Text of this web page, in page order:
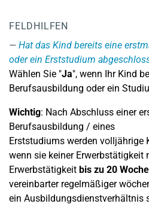
FELDHILFEN
Hat das Kind bereits eine
oder ein Erststudium
Wählen Sie "Ja", wenn Ihr Kind
Berufsausbildung oder ein
Wichtig: Nach Abschluss einer
Berufsausbildung / eines
Erststudiums werden volljährige
wenn sie keiner Erwerbstätigkeit
Erwerbstätigkeit bis zu 20
vereinbarter regelmäßiger
ein Ausbildungsdienstverhältnis